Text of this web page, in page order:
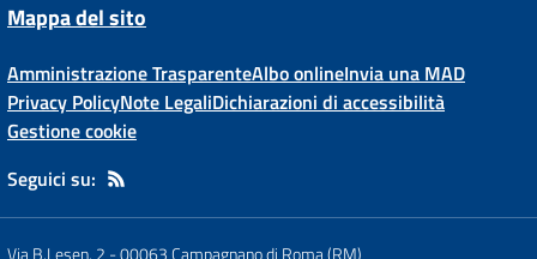
Mappa del sito
Amministrazione TrasparenteAlbo onlineInvia una MAD
Privacy PolicyNote LegaliDichiarazioni di accessibilità
Gestione cookie
Seguici su:
Via B.Lesen, 2 - 00063 Campagnano di Roma (RM)